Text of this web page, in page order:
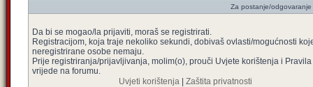
Za postanje/
Da bi se mogao/la prijaviti, moraš se registrirati.
Registracijom, koja traje nekoliko sekundi, dobivaš ovlasti/mogućnosti
neregistrirane osobe nemaju.
Prije registriranja/prijavljivanja, molim(o), prouči Uvjete korištenja i
vrijede na forumu.
Uvjeti korištenja| Zaštita privatnosti